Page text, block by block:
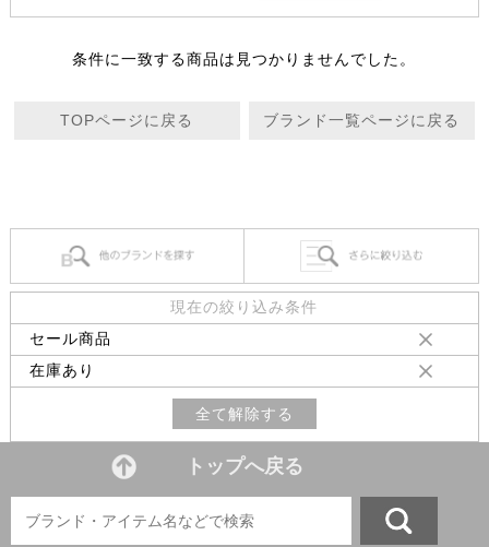
条件に一致する商品は見つかりませんでした。
TOPページに戻る ブランド一覧ページに戻る
現在の絞り込み条件
セール商品
在庫あり
全て解除する
トップへ戻る